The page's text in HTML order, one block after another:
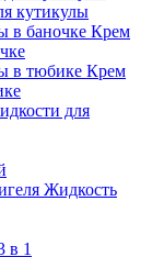
кутикулы
Крем
Крем
для
Жидкость